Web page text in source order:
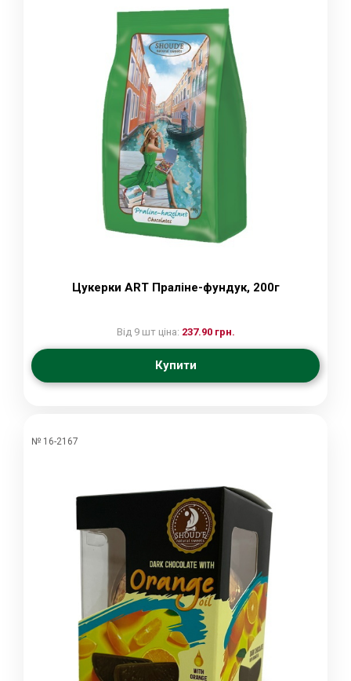
Цукерки ART Праліне-фундук, 200г
Від 9 шт ціна: 237.90 грн.
Купити
№ 16-2167